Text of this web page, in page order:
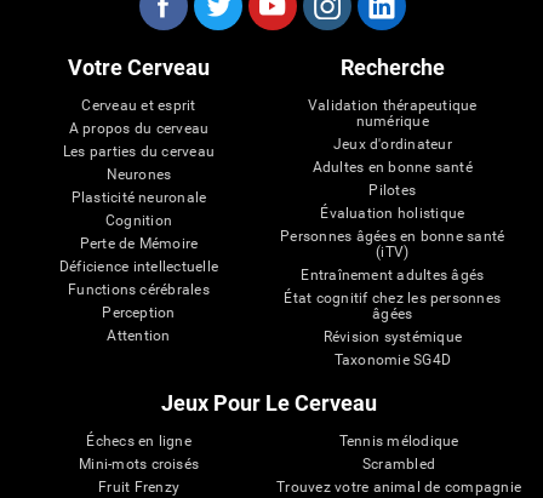
Votre Cerveau
Cerveau et esprit
A propos du cerveau
Les parties du cerveau
Neurones
Plasticité neuronale
Cognition
Perte de Mémoire
Déficience intellectuelle
Functions cérébrales
Perception
Attention
Recherche
Validation thérapeutique
numérique
Jeux d'ordinateur
Adultes en bonne santé
Pilotes
Évaluation holistique
Personnes âgées en bonne santé
(iTV)
Entraînement adultes âgés
État cognitif chez les personnes
âgées
Révision systémique
Taxonomie SG4D
Jeux Pour Le Cerveau
Échecs en ligne
Mini-mots croisés
Fruit Frenzy
Tennis mélodique
Scrambled
Trouvez votre animal de compagnie